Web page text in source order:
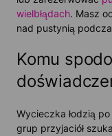
wielbłądach. Masz
nad pustynią
Komu
Wycieczka łodzią
grup przyjaciół